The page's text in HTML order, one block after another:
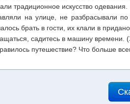
традиционное искусство одевания.
на улице, не разбрасывали
брать в гости, их клали в
садитесь в машину времени.
путешествие? Что больше